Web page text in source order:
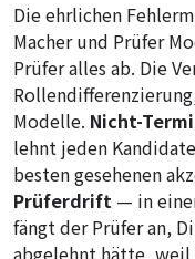
Die ehrlichen
Macher und Prüfer
Prüfer alles ab. Die
Modelle. Nicht-
lehnt jeden
besten gesehenen
Prüferdrift — in
fängt der Prüfer an,
abgelehnt hätte, weil